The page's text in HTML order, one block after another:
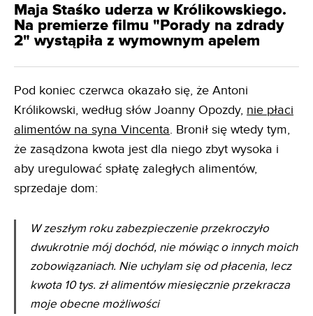
Maja Staśko uderza w Królikowskiego.
Na premierze filmu "Porady na zdrady
2" wystąpiła z wymownym apelem
Pod koniec czerwca okazało się, że Antoni
Królikowski, według słów Joanny Opozdy, nie płaci
alimentów na syna Vincenta. Bronił się wtedy tym,
że zasądzona kwota jest dla niego zbyt wysoka i
aby uregulować spłatę zaległych alimentów,
sprzedaje dom:
W zeszłym roku zabezpieczenie przekroczyło
dwukrotnie mój dochód, nie mówiąc o innych moich
zobowiązaniach. Nie uchylam się od płacenia, lecz
kwota 10 tys. zł alimentów miesięcznie przekracza
moje obecne możliwości